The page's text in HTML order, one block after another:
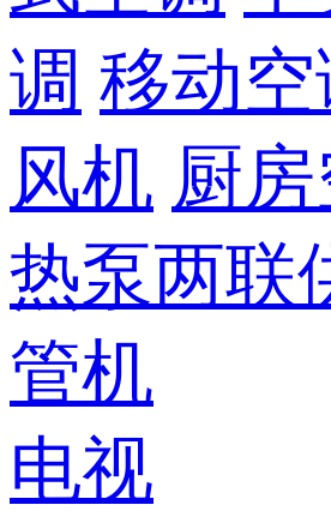
调 移动空
风机 厨房
热泵两联
管机
电视